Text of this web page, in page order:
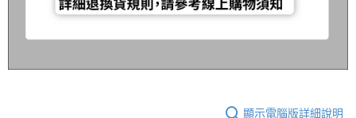
顯示電腦版詳細說明